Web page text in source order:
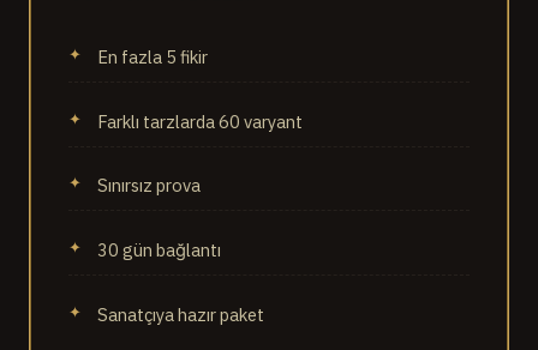
En fazla 5 fikir
Farklı tarzlarda 60 varyant
Sınırsız prova
30 gün bağlantı
Sanatçıya hazır paket